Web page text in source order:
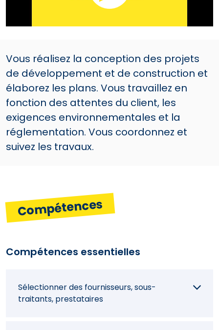
Vous réalisez la conception des projets
de développement et de construction et
élaborez les plans. Vous travaillez en
fonction des attentes du client, les
exigences environnementales et la
réglementation. Vous coordonnez et
suivez les travaux.
Compétences
Compétences essentielles
Sélectionner des fournisseurs, sous-
traitants, prestataires